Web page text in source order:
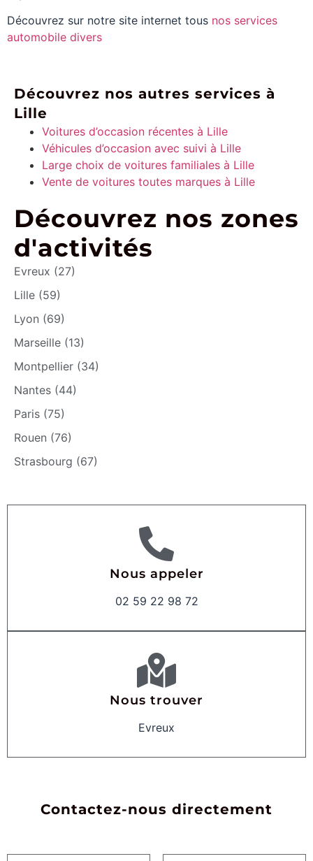
Découvrez sur notre site internet tous nos services
automobile divers
Découvrez nos autres services à
Lille
Voitures d’occasion récentes à Lille
Véhicules d’occasion avec suivi à Lille
Large choix de voitures familiales à Lille
Vente de voitures toutes marques à Lille
Découvrez nos zones
d'activités
Evreux (27)
Lille (59)
Lyon (69)
Marseille (13)
Montpellier (34)
Nantes (44)
Paris (75)
Rouen (76)
Strasbourg (67)
Nous appeler
02 59 22 98 72
Nous trouver
Evreux
Contactez-nous directement